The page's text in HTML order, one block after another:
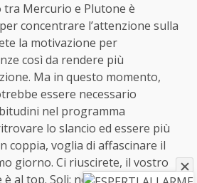
Mercurio e Plutone è
concentrare l’attenzione sulla
la motivazione per
così da rendere più
Ma in questo momento,
essere necessario
nel programma
lo slancio ed essere più
coppia, voglia di affascinare il
giorno. Ci riuscirete, il vostro
al top. Soli: negli affari di cuore